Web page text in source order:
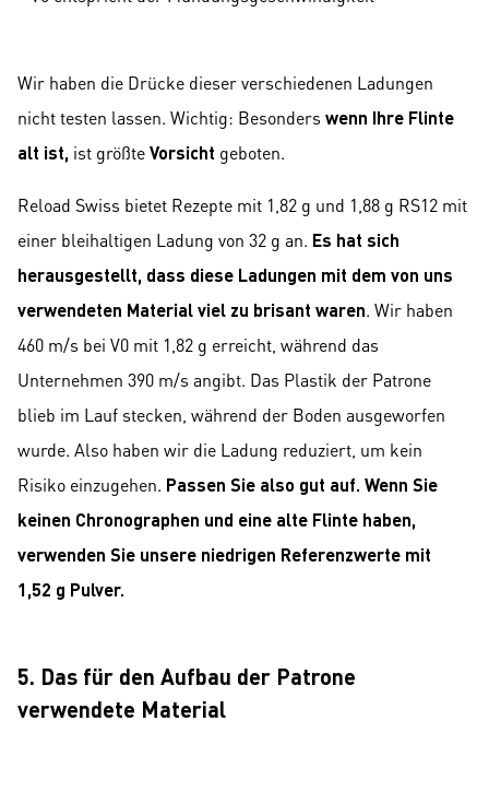
Wir haben die Drücke dieser verschiedenen Ladungen
nicht testen lassen. Wichtig: Besonders wenn Ihre Flinte
alt ist, ist größteVorsicht geboten.
Reload Swiss bietet Rezepte mit 1,82 g und 1,88 g RS12 mit
einer bleihaltigen Ladung von 32 g an. Es hat sich
herausgestellt, dass diese Ladungen mit dem von uns
verwendeten Material viel zu brisant waren. Wir haben
460 m/s bei V0 mit 1,82 g erreicht, während das
Unternehmen 390 m/s angibt. Das Plastik der Patrone
blieb im Lauf stecken, während der Boden ausgeworfen
wurde. Also haben wir die Ladung reduziert, um kein
Risiko einzugehen. Passen Sie also gut auf. Wenn Sie
keinen Chronographen und eine alte Flinte haben,
verwenden Sie unsere niedrigen Referenzwerte mit
1,52 g Pulver.
5. Das für den Aufbau der Patrone
verwendete Material